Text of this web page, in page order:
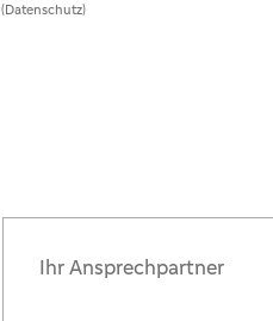
(Datenschutz)
Ihr Ansprechpartner